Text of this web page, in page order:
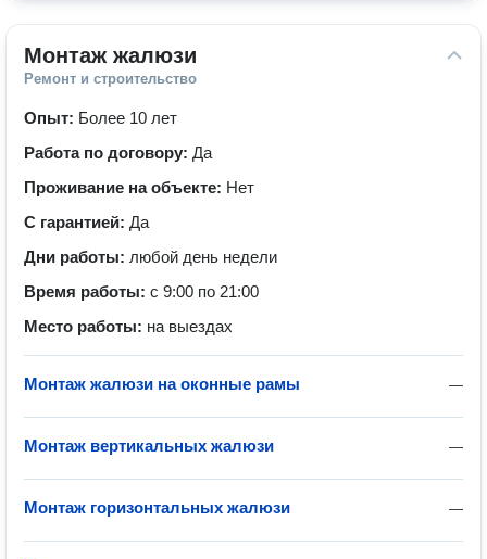
Монтаж жалюзи
Ремонт и строительство
Опыт: Более 10 лет
Работа по договору: Да
Проживание на объекте: Нет
С гарантией: Да
Дни работы: любой день недели
Время работы: с 9:00 по 21:00
Место работы: на выездах
—
Монтаж жалюзи на оконные рамы
—
Монтаж вертикальных жалюзи
—
Монтаж горизонтальных жалюзи